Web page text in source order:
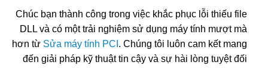
Chúc bạn thành công trong việc khắc phục lỗi thiếu file
DLL và có một trải nghiệm sử dụng máy tính mượt mà
hơn từ Sửa máy tính PCI . Chúng tôi luôn cam kết mang
đến giải pháp kỹ thuật tin cậy và sự hài lòng tuyệt đối